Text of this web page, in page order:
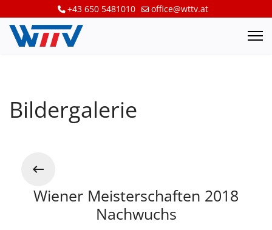
+43 650 5481010 office@wttv.at
Bildergalerie
Wiener Meisterschaften 2018
Nachwuchs